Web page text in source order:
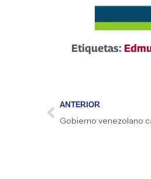
Etiquetas:
ANTERIOR
Gobierno venezolano